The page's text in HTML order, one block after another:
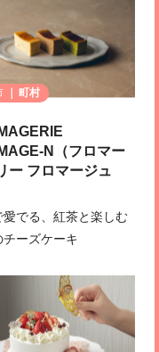
町村
N（フロマー
ー フロマージュ
愛でる、紅茶と楽しむ
チーズケーキ